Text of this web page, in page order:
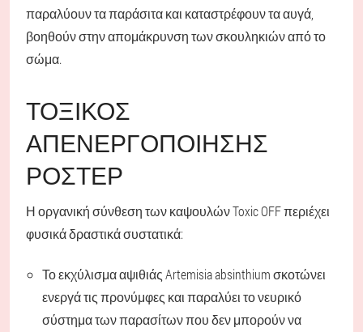
παραλύουν τα παράσιτα και καταστρέφουν τα αυγά,
βοηθούν στην απομάκρυνση των σκουληκιών από το
σώμα.
ΤΟΞΙΚΌΣ
ΑΠΕΝΕΡΓΟΠΟΙΗΣΗΣ
ΡΌΣΤΕΡ
Η οργανική σύνθεση των καψουλών Toxic OFF περιέχει
φυσικά δραστικά συστατικά:
Το εκχύλισμα αψιθιάς Artemisia absinthium σκοτώνει
ενεργά τις προνύμφες και παραλύει το νευρικό
σύστημα των παρασίτων που δεν μπορούν να